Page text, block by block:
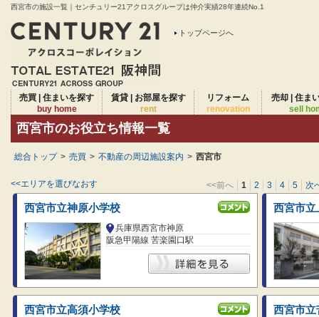
西宮市の施設一覧｜センチュリー21アクロスグループは仲介実績28年連続No.1
トップページへ
売買 | 住まいを探す
buy home
賃貸 | お部屋を探す
rent
リフォーム
renovation
売却 | 住ま
sell
西宮市のお役立ち情報一覧
総合トップ > 売買 > 不動産の周辺施設案内 > 西宮市
<<エリアを選びなおす <<前へ 1 2 3 4 5 次
西宮市立神原小学校
兵庫県西宮市神原
阪急甲陽線 苦楽園口駅
西宮市立
西宮市立高須小学校 西宮市立